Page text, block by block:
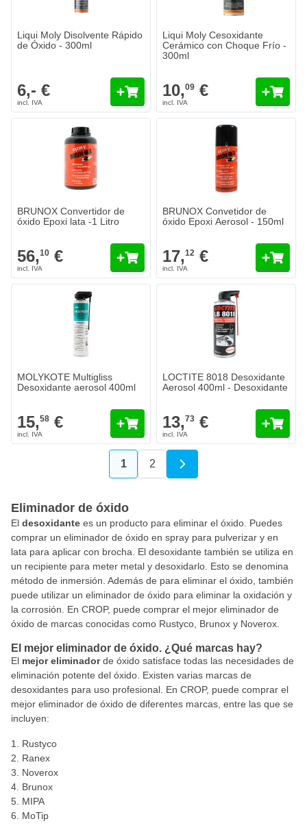
Liqui Moly Disolvente Rápido
de Óxido - 300ml
6,- €
Liqui Moly Cesoxidante
Cerámico con Choque Frío -
300ml
10,09 €
BRUNOX Convertidor de
óxido Epoxi lata -1 Litro
56,10 €
BRUNOX Convetidor de
óxido Epoxi Aerosol - 150ml
17,12 €
MOLYKOTE Multigliss
Desoxidante aerosol 400ml
15,58 €
LOCTITE 8018 Desoxidante
Aerosol 400ml - Desoxidante
13,73 €
Actualmente estás leyendo página
1 Página
2
Eliminador de óxido
El desoxidante es un producto para eliminar el óxido. Puedes
comprar un eliminador de óxido en spray para pulverizar y en
lata para aplicar con brocha. El desoxidante también se utiliza en
un recipiente para meter metal y desoxidarlo. Esto se denomina
método de inmersión. Además de para eliminar el óxido, también
puede utilizar un eliminador de óxido para eliminar la oxidación y
la corrosión. En CROP, puede comprar el mejor eliminador de
óxido de marcas conocidas como Rustyco, Brunox y Noverox.
El mejor eliminador de óxido. ¿Qué marcas hay?
El mejor eliminadorde óxido satisface todas las necesidades de
eliminación potente del óxido. Existen varias marcas de
desoxidantes para uso profesional. En CROP, puede comprar el
mejor eliminador de óxido de diferentes marcas, entre las que se
incluyen:
Rustyco
Ranex
Noverox
Brunox
MIPA
MoTip